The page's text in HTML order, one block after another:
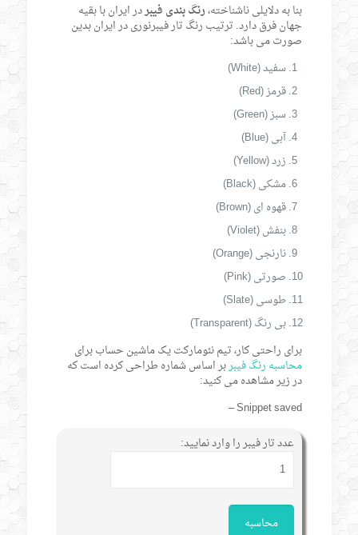
بنا به دلایلی ناشناخته،رنگ بندی فیبردر ایران با بقیه
جهان فرق دارد. ترتیب رنگ تار فیبرنوری در ایران بدین
صورت می باشد:
سفید (White)
قرمز (Red)
سبز (Green)
آبی (Blue)
زرد (Yellow)
مشکی (Black)
قهوه ای (Brown)
بنفش (Violet)
نارنجی (Orange)
صورتی (Pink)
طوسی (Slate)
بی رنگ (Transparent)
برای راحتی کار، تیم نئومارکت یک ماشین حساب برای
محاسبه رنگ فیبربر اساس شماره طراحی کرده است که
در زیر مشاهده می کنید:
Snippet saved –
عدد تار فیبر را وارد نمایید:
محاسبه